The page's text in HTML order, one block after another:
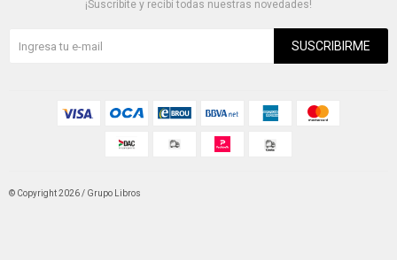
¡Suscribite y recibí todas nuestras novedades!
SUSCRIBIRME
© Copyright 2026 / Grupo Libros